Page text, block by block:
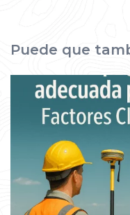
Puede que